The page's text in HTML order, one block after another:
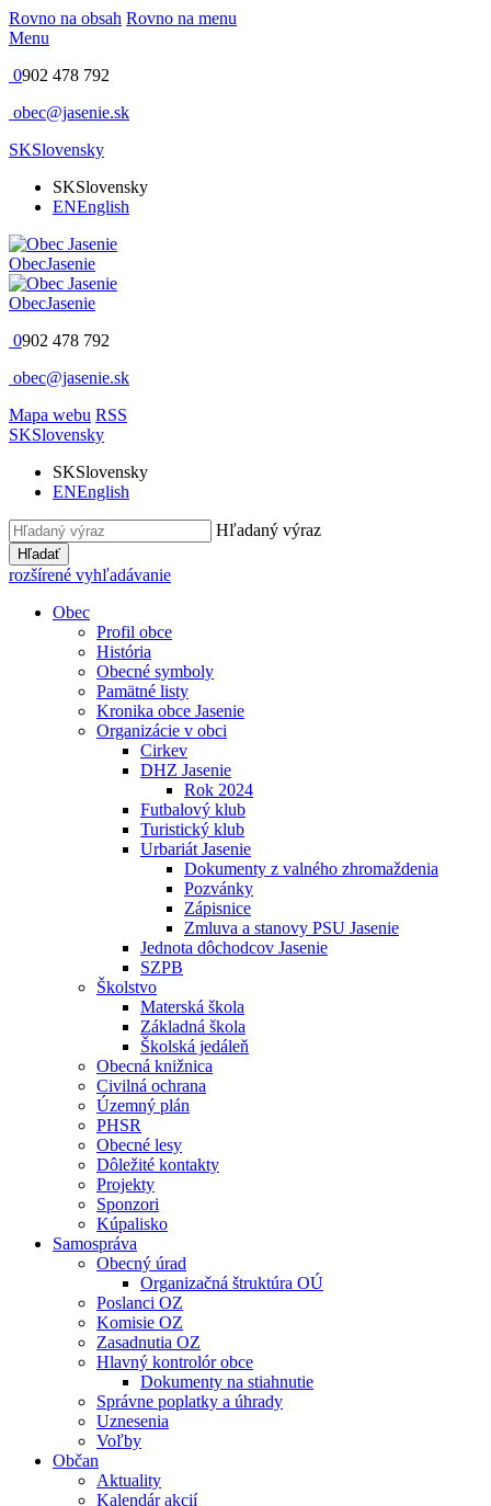
Rovno na obsah Rovno na menu
Menu
0902 478 792
obec@jasenie.sk
SKSlovensky
SKSlovensky
ENEnglish
ObecJasenie
ObecJasenie
0902 478 792
obec@jasenie.sk
Mapa webu RSS
SKSlovensky
SKSlovensky
ENEnglish
Hľadaný výraz
Hľadať
rozšírené vyhľadávanie
Obec
Profil obce
História
Obecné symboly
Pamätné listy
Kronika obce Jasenie
Organizácie v obci
Cirkev
DHZ Jasenie
Rok 2024
Futbalový klub
Turistický klub
Urbariát Jasenie
Dokumenty z valného zhromaždenia
Pozvánky
Zápisnice
Zmluva a stanovy PSU Jasenie
Jednota dôchodcov Jasenie
SZPB
Školstvo
Materská škola
Základná škola
Školská jedáleň
Obecná knižnica
Civilná ochrana
Územný plán
PHSR
Obecné lesy
Dôležité kontakty
Projekty
Sponzori
Kúpalisko
Samospráva
Obecný úrad
Organizačná štruktúra OÚ
Poslanci OZ
Komisie OZ
Zasadnutia OZ
Hlavný kontrolór obce
Dokumenty na stiahnutie
Správne poplatky a úhrady
Uznesenia
Voľby
Občan
Aktuality
Kalendár akcií